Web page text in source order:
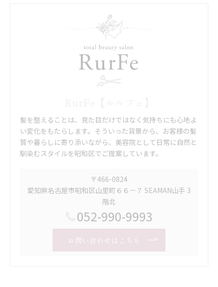
髪を整えることは、見た目だけではなく気持ちにも心地よ
い変化をもたらします。そういった背景から、お客様の髪
質や暮らしに寄り添いながら、美容院として日常に自然と
馴染むスタイルを昭和区でご提案しています。
〒466-0824
愛知県名古屋市昭和区山里町６６－７ SEAMAN山手 3
階北
052-990-9993
お問い合わせはこちら